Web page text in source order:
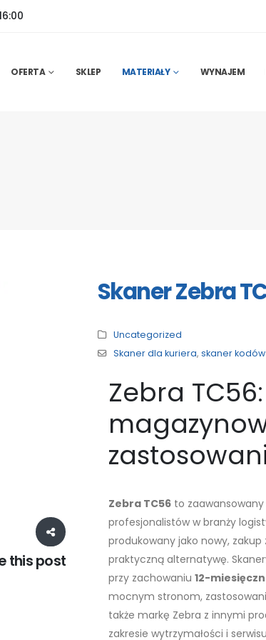
OFERTA SKLEP MATERIAŁY WYNAJEM
this post
Skaner Zebra
Uncategorized
Skaner dla kuriera, skaner
Zebra
Zebra TC56 to
profesjonalistów w branży
produkowany jako nowy,
praktyczną alternatywę.
przy zachowaniu 12-
mocnym stronom,
także markę Zebra z innymi
zakresie wytrzymałości i